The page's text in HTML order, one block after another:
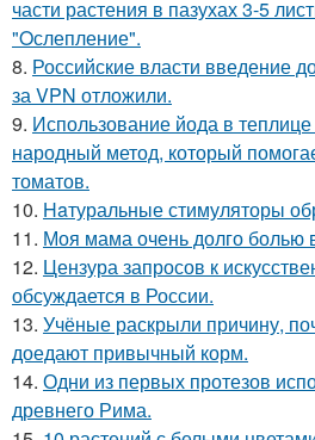
части растения в пазухах 3-5
"Oслепление".
8. Российские власти введение
за VPN отложили.
9. Использование йода в
народный метод, который
томатов.
10. Haтуральные стимуляторы
11. Моя мама очень долго болью
12. Цензура запросов к
обсуждается в России.
13. Учёные раскрыли причину,
доедают привычный корм.
14. Одни из первых протезов
древнего Рима.